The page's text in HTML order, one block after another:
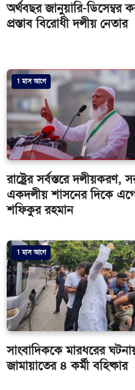
অর্থবছর জানুয়ারি-ডিসেম্বর
প্রস্তাব বিরোধী দলীয় নেতার
1 মাস আগে
রাষ্ট্রের সর্বস্তরে দলীয়করণ,
একদলীয় শাসনের দিকে
শফিকুর রহমান
1 মাস আগে
সাংবাদিককে মারধরের
জামায়াতের ৪ কর্মী বহিষ্কার